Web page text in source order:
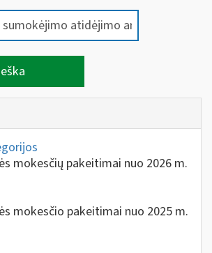
mokesčių pakeitimai nuo 2026 m.
mokesčio pakeitimai nuo 2025 m.